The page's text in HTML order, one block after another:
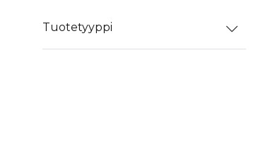
Tuotetyyppi